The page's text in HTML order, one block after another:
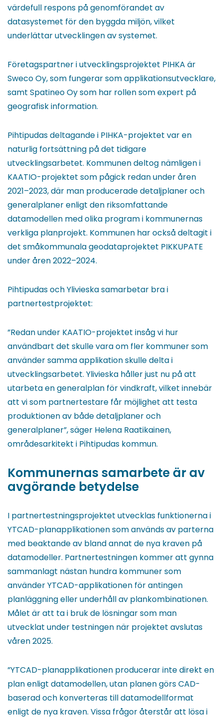
värdefull respons på genomförandet av
datasystemet för den byggda miljön, vilket
underlättar utvecklingen av systemet.
Företagspartner i utvecklingsprojektet PIHKA är
Sweco Oy, som fungerar som applikationsutvecklare,
samt Spatineo Oy som har rollen som expert på
geografisk information.
Pihtipudas deltagande i PIHKA-projektet var en
naturlig fortsättning på det tidigare
utvecklingsarbetet. Kommunen deltog nämligen i
KAATIO-projektet som pågick redan under åren
2021–2023, där man producerade detaljplaner och
generalplaner enligt den riksomfattande
datamodellen med olika program i kommunernas
verkliga planprojekt. Kommunen har också deltagit i
det småkommunala geodataprojektet PIKKUPATE
under åren 2022–2024.
Pihtipudas och Ylivieska samarbetar bra i
partnertestprojektet:
”Redan under KAATIO-projektet insåg vi hur
användbart det skulle vara om fler kommuner som
använder samma applikation skulle delta i
utvecklingsarbetet. Ylivieska håller just nu på att
utarbeta en generalplan för vindkraft, vilket innebär
att vi som partnertestare får möjlighet att testa
produktionen av både detaljplaner och
generalplaner”, säger Helena Raatikainen,
områdesarkitekt i Pihtipudas kommun.
Kommunernas samarbete är av
avgörande betydelse
I partnertestningsprojektet utvecklas funktionerna i
YTCAD-planapplikationen som används av parterna
med beaktande av bland annat de nya kraven på
datamodeller. Partnertestningen kommer att gynna
sammanlagt nästan hundra kommuner som
använder YTCAD-applikationen för antingen
planläggning eller underhåll av plankombinationen.
Målet är att ta i bruk de lösningar som man
utvecklat under testningen när projektet avslutas
våren 2025.
”YTCAD-planapplikationen producerar inte direkt en
plan enligt datamodellen, utan planen görs CAD-
baserad och konverteras till datamodellformat
enligt de nya kraven. Vissa frågor återstår att lösa i